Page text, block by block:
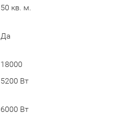
50 кв. м.
Да
18000
5200 Вт
6000 Вт